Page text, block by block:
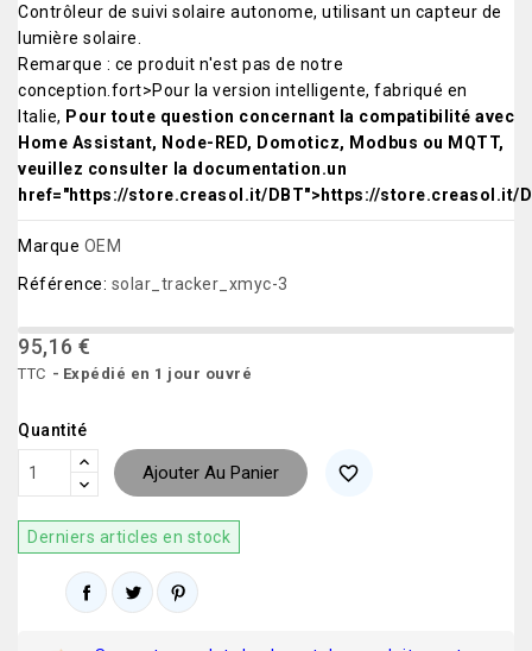
Contrôleur de suivi solaire autonome, utilisant un capteur de
lumière solaire.
Remarque : ce produit n'est pas de notre
conception.fort>Pour la version intelligente, fabriqué en
Italie, Pour toute question concernant la compatibilité avec
Home Assistant, Node-RED, Domoticz, Modbus ou MQTT,
veuillez consulter la documentation.un
href="https://store.creasol.it/DBT">https://store.creasol.it/
Marque OEM
Référence: solar_tracker_xmyc-3
95,16 €
TTC Expédié en 1 jour ouvré
Quantité
Ajouter Au Panier favorite_border
Derniers articles en stock